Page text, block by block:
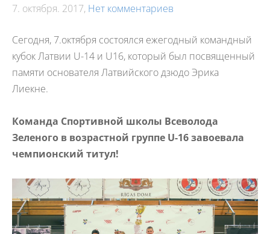
7. октября. 2017, Нет комментариев
Сегодня, 7.октября состоялся ежегодный командный
кубок Латвии U-14 и U16, который был посвященный
памяти основателя Латвийского дзюдо Эрика
Лиекне.
Команда Спортивной школы Всеволода
Зеленого в возрастной группе U-16 завоевала
чемпионский титул!